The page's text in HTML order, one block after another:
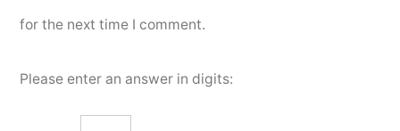
for the next time I comment.
Please enter an answer in digits: